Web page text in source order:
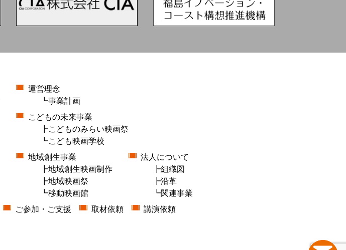
運営理念
事業計画
こどもの未来事業
こどものみらい映画祭
こども映画学校
地域創生事業
地域創生映画制作
地域映画祭
移動映画館
法人について
組織図
沿革
関連事業
ご参加・ご支援 取材依頼
講演依頼